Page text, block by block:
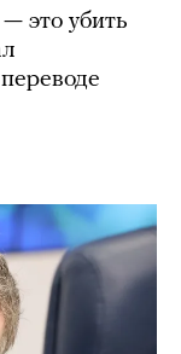
это убить